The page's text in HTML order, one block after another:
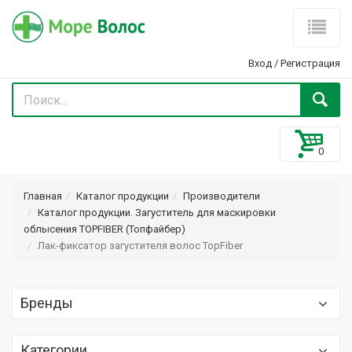
Вход / Регистрация
Главная Каталог продукции
Производители
Каталог продукции. Загуститель для маскировки
облысения TOPFIBER (Топфайбер)
Лак-фиксатор загустителя волос TopFiber
Бренды